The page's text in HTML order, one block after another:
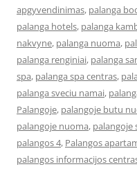
apgyvendinimas, palanga
palanga hotels, palanga
nakvyne, palanga nuoma,
palanga renginiai, palanga
spa, palanga spa centras,
palanga sveciu namai,
Palangoje, palangoje butu
palangoje nuoma, palangoje
palangos 4, Palangos
palangos informacijos